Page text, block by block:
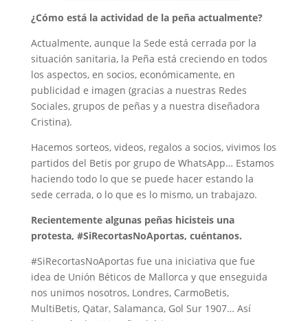
¿Cómo está la actividad de la peña actualmente?
Actualmente, aunque la Sede está cerrada por la
situación sanitaria, la Peña está creciendo en todos
los aspectos, en socios, económicamente, en
publicidad e imagen (gracias a nuestras Redes
Sociales, grupos de peñas y a nuestra diseñadora
Cristina).
Hacemos sorteos, videos, regalos a socios, vivimos los
partidos del Betis por grupo de WhatsApp… Estamos
haciendo todo lo que se puede hacer estando la
sede cerrada, o lo que es lo mismo, un trabajazo.
Recientemente algunas peñas hicisteis una
protesta, #SiRecortasNoAportas, cuéntanos.
#SiRecortasNoAportas fue una iniciativa que fue
idea de Unión Béticos de Mallorca y que enseguida
nos unimos nosotros, Londres, CarmoBetis,
MultiBetis, Qatar, Salamanca, Gol Sur 1907… Así